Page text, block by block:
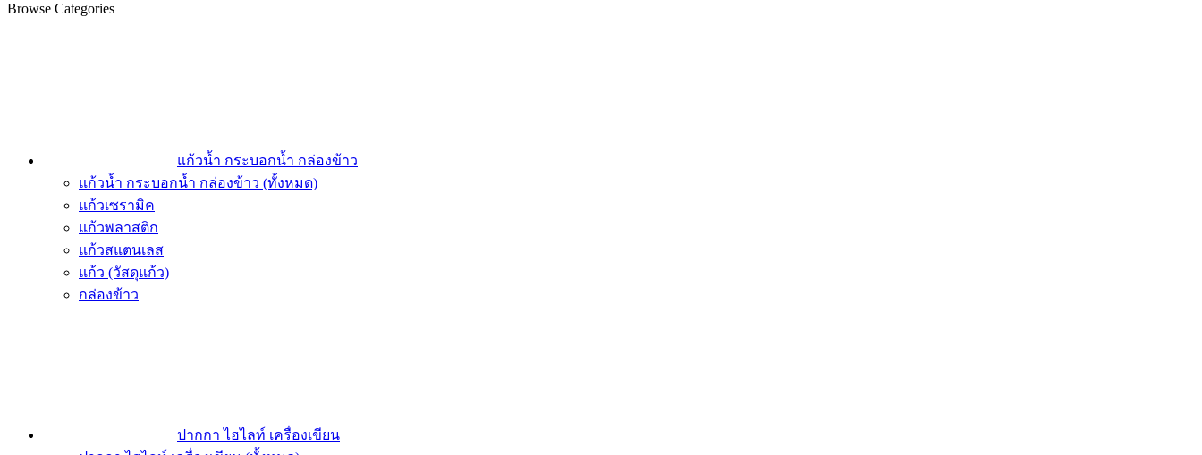
Browse Categories
แก้วน้ำ กระบอกน้ำ กล่องข้าว
แก้วน้ำ กระบอกน้ำ กล่องข้าว (ทั้งหมด)
แก้วเซรามิค
แก้วพลาสติก
แก้วสแตนเลส
แก้ว (วัสดุแก้ว)
กล่องข้าว
ปากกา ไฮไลท์ เครื่องเขียน